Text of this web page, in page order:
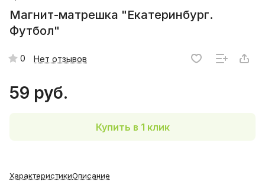
Магнит-матрешка "Екатеринбург.
Футбол"
0 Нет отзывов
59 руб.
Купить в 1 клик
ХарактеристикиОписание